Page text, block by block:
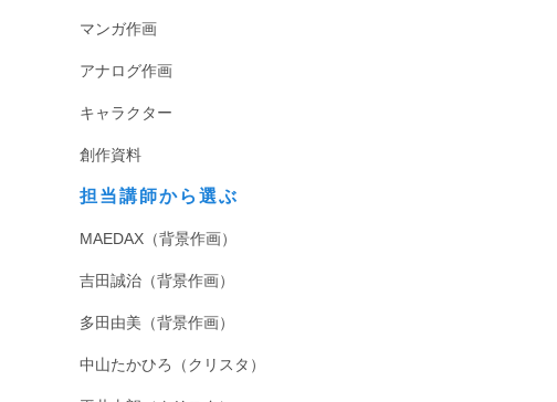
マンガ作画
アナログ作画
キャラクター
創作資料
担当講師から選ぶ
MAEDAX（背景作画）
吉田誠治（背景作画）
多田由美（背景作画）
中山たかひろ（クリスタ）